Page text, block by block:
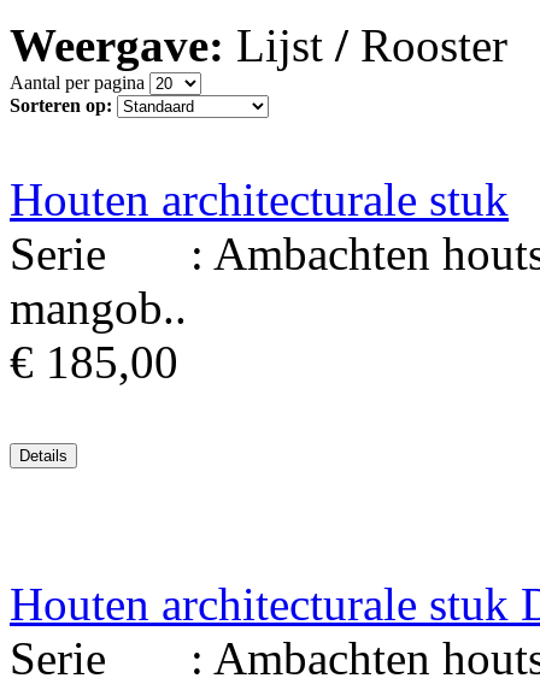
Weergave: Lijst / Rooster
Aantal per pagina
Sorteren op:
Houten architecturale stuk
Serie : Ambachten
mangob..
€ 185,00
Houten architecturale stuk
Serie : Ambachten